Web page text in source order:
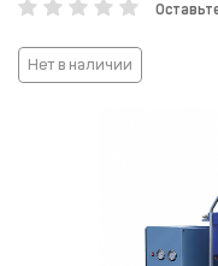
Нет в наличии